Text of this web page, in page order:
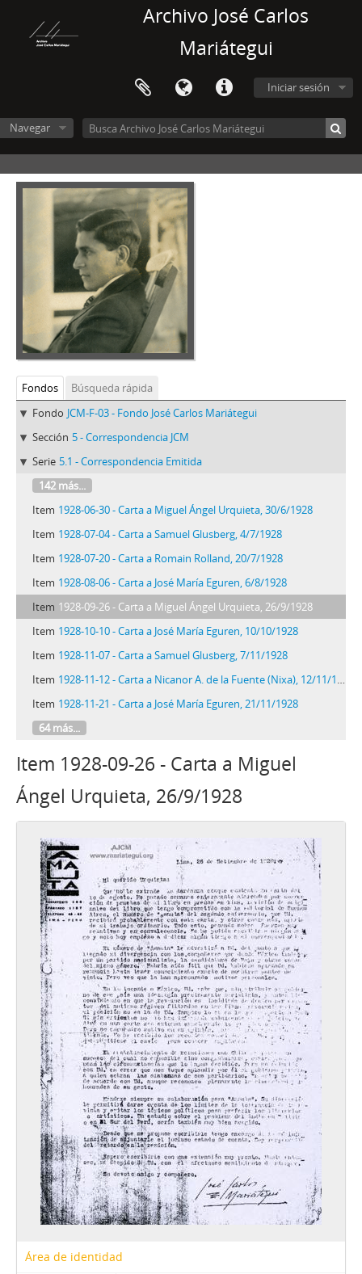
Archivo José Carlos
Mariátegui
Iniciar sesión
Navegar
Fondos
Búsqueda rápida
Fondo JCM-F-03 - Fondo José Carlos Mariátegui
Sección 5 - Correspondencia JCM
Serie 5.1 - Correspondencia Emitida
142 más...
Item 1928-06-30 - Carta a Miguel Ángel Urquieta, 30/6/1928
Item 1928-07-04 - Carta a Samuel Glusberg, 4/7/1928
Item 1928-07-20 - Carta a Romain Rolland, 20/7/1928
Item 1928-08-06 - Carta a José María Eguren, 6/8/1928
Item 1928-09-26 - Carta a Miguel Ángel Urquieta, 26/9/1928
Item 1928-10-10 - Carta a José María Eguren, 10/10/1928
Item 1928-11-07 - Carta a Samuel Glusberg, 7/11/1928
Item 1928-11-12 - Carta a Nicanor A. de la Fuente (Nixa), 12/11/1928
Item 1928-11-21 - Carta a José María Eguren, 21/11/1928
64 más...
Item 1928-09-26 - Carta a Miguel
Ángel Urquieta, 26/9/1928
Área de identidad